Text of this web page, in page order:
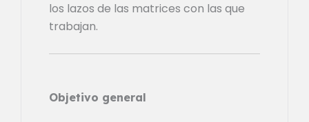
los lazos de las matrices con las que
trabajan.
Objetivo general